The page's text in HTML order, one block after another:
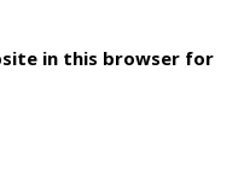
in this browser for